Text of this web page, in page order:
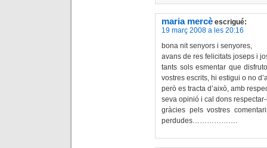
maria mercè escrigué:
19 març 2008 a les 20:16
bona nit senyors i senyores,
avans de res felicitats joseps i
tants sols esmentar que
vostres escrits, hi estigui o no
però es tracta d’això, amb
seva opinió i cal dons
gràcies pels vostres
perdudes……………….